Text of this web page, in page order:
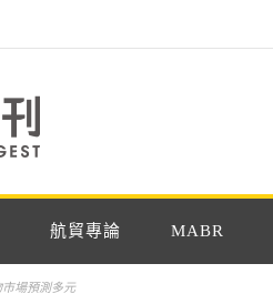
航貿專論 MABR
場預測多元